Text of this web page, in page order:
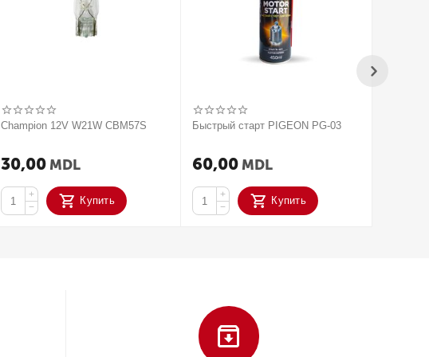
Champion 12V W21W CBM57S
30,00 MDL
+
−
Купить
Быстрый старт PIGEON PG-03
60,00 MDL
+
−
Купить